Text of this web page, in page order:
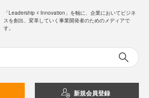
「Leadership ☓ Innovation」を軸に、企業においてビジネ
スを創出、変革していく事業開発者のためのメディアで
す。
新規会員登録